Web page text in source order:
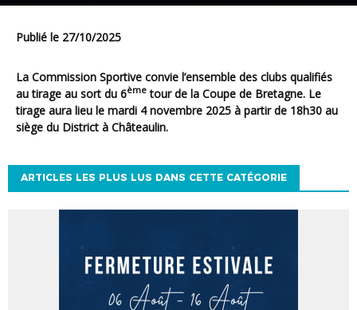
Publié le 27/10/2025
La Commission Sportive convie l’ensemble des clubs qualifiés
au tirage au sort du 6ème tour de la Coupe de Bretagne. Le
tirage aura lieu le mardi 4 novembre 2025 à partir de 18h30 au
siège du District à Châteaulin.
ARTICLES LES PLUS LUS DANS CETTE CATÉGORIE